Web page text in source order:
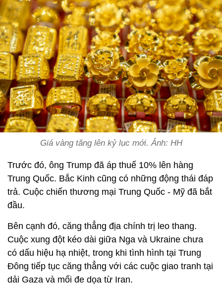
Giá vàng tăng lên kỷ lục mới. Ảnh: HH
Trước đó, ông Trump đã áp thuế 10% lên hàng
Trung Quốc. Bắc Kinh cũng có những động thái đáp
trả. Cuộc chiến thương mại Trung Quốc - Mỹ đã bắt
đầu.
Bên cạnh đó, căng thẳng địa chính trị leo thang.
Cuộc xung đột kéo dài giữa Nga và Ukraine chưa
có dấu hiệu hạ nhiệt, trong khi tình hình tại Trung
Đông tiếp tục căng thẳng với các cuộc giao tranh tại
dải Gaza và mối đe dọa từ Iran.